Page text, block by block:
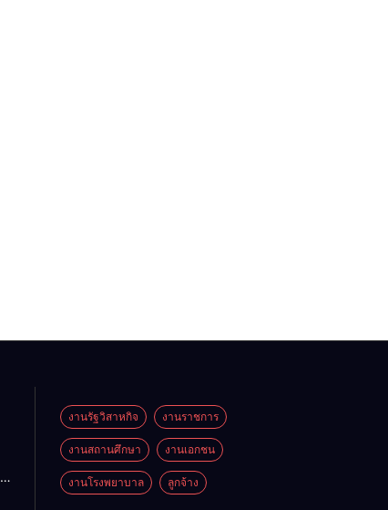
งานรัฐวิสาหกิจ งานราชการ
งานสถานศึกษา งานเอกชน
งานโรงพยาบาล ลูกจ้าง